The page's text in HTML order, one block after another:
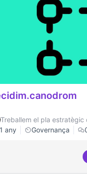
eventos
Treballem el pla estratègic
1 any
Governança